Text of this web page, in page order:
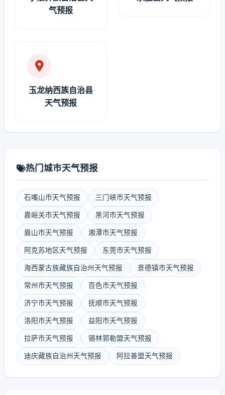
气预报
玉龙纳西族自治县
天气预报
热门城市天气预报
石嘴山市天气预报 三门峡市天气预报
嘉峪关市天气预报 黑河市天气预报
眉山市天气预报 湘潭市天气预报
阿克苏地区天气预报 东莞市天气预报
海西蒙古族藏族自治州天气预报 景德镇市天气预报
常州市天气预报 百色市天气预报
济宁市天气预报 抚顺市天气预报
洛阳市天气预报 益阳市天气预报
拉萨市天气预报 锡林郭勒盟天气预报
迪庆藏族自治州天气预报 阿拉善盟天气预报